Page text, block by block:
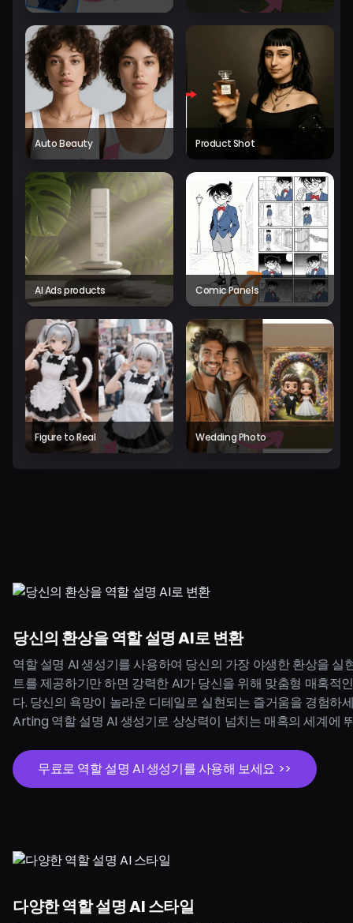
Auto Beauty Product Shot
AI Ads products Comic Panels
Figure to Real Wedding Photo
당신의 환상을 역할 설명 AI로 변환
역할 설명 AI 생성기를 사용하여 당신의 가장 야생한 환상을 실
트를 제공하기만 하면 강력한 AI가 당신을 위해 맞춤형 매혹적
다. 당신의 욕망이 놀라운 디테일로 실현되는 즐거움을 경험하
Arting 역할 설명 AI 생성기로 상상력이 넘치는 매혹의 세계에
무료로 역할 설명 AI 생성기를 사용해 보세요 >>
다양한 역할 설명 AI 스타일